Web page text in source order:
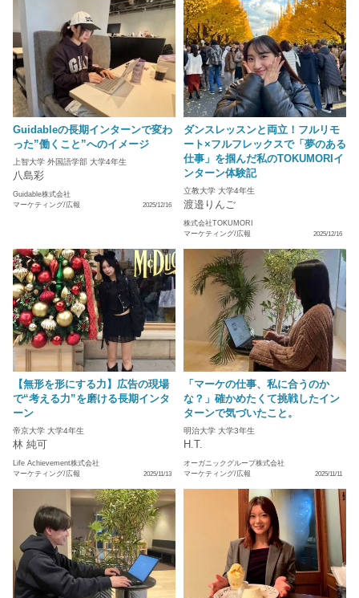
Guidableの長期インターンで変わ
った”働くこと”へのイメージ
上智大学 外国語学部 大学4年生
八島彩
Guidable株式会社
マーケティング/広報
2025/12/16
ダンスレッスンと両立！フルリモ
ート×フルフレックスで「夢のある
仕事」を掴んだ私のTOKUMORIイ
ンターン体験記
立教大学 大学4年生
渡邉りんご
株式会社TOKUMORI
マーケティング/広報
2025/12/16
【無形を形にする力】広告の現場
で“考える力”を磨ける長期インタ
ーン
帝京大学 大学4年生
林 純可
Life Achievement株式会社
マーケティング/広報
2025/11/13
「マーケの仕事、私に合うのか
な？」確かめたくて挑戦したイン
ターンで気づいたこと。
明治大学 大学3年生
H.T.
オーガニックグループ株式会社
マーケティング/広報
2025/11/11